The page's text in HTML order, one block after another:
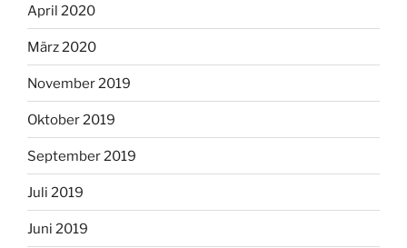
April 2020
März 2020
November 2019
Oktober 2019
September 2019
Juli 2019
Juni 2019